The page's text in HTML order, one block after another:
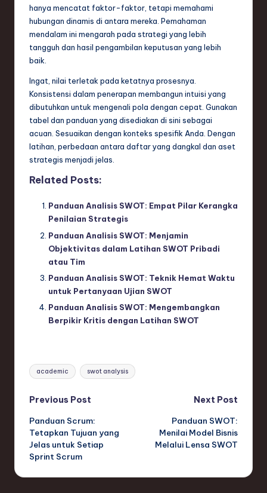
hanya mencatat faktor-faktor, tetapi memahami
hubungan dinamis di antara mereka. Pemahaman
mendalam ini mengarah pada strategi yang lebih
tangguh dan hasil pengambilan keputusan yang lebih
baik.
Ingat, nilai terletak pada ketatnya prosesnya.
Konsistensi dalam penerapan membangun intuisi yang
dibutuhkan untuk mengenali pola dengan cepat. Gunakan
tabel dan panduan yang disediakan di sini sebagai
acuan. Sesuaikan dengan konteks spesifik Anda. Dengan
latihan, perbedaan antara daftar yang dangkal dan aset
strategis menjadi jelas.
Related Posts:
Panduan Analisis SWOT: Empat Pilar Kerangka
Penilaian Strategis
Panduan Analisis SWOT: Menjamin
Objektivitas dalam Latihan SWOT Pribadi
atau Tim
Panduan Analisis SWOT: Teknik Hemat Waktu
untuk Pertanyaan Ujian SWOT
Panduan Analisis SWOT: Mengembangkan
Berpikir Kritis dengan Latihan SWOT
Tags:
academic swot analysis
Post
navigation
Previous Post
Panduan Scrum:
Tetapkan Tujuan yang
Jelas untuk Setiap
Sprint Scrum
Next Post
Panduan SWOT:
Menilai Model Bisnis
Melalui Lensa SWOT